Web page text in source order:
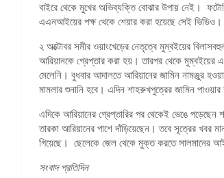
বাইরে থেকে মুখের অভিব্যক্তি বোঝার উপায় নেই।
এএনআইয়ের পক্ষ থেকে শেয়ার করা হয়েছে সেই ভিডিও।
২ অক্টোবর সমীর ওয়াংখেড়ের নেতৃত্বে মুম্বইয়ের
আরিয়ানকে গ্রেপ্তার করা হয়। তারপর থেকে মুম্বইয়ের
মেলেনি। বুধবার আদালতে আরিয়ানের জামিন নামঞ্জুর
মামলার শুনানি হবে। এদিন শাহরুখপুত্রের জামিন
এদিকে আরিয়ানের গ্রেপ্তারির পর থেকেই ভেঙে
তারকা আরিয়ানের পাশে দাঁড়িয়েছেন। তবে সূত্রের খবর
গিয়েছে। ছেলেকে জেল থেকে মুক্ত করতে সালমানের
সংবাদ প্রতিদিন